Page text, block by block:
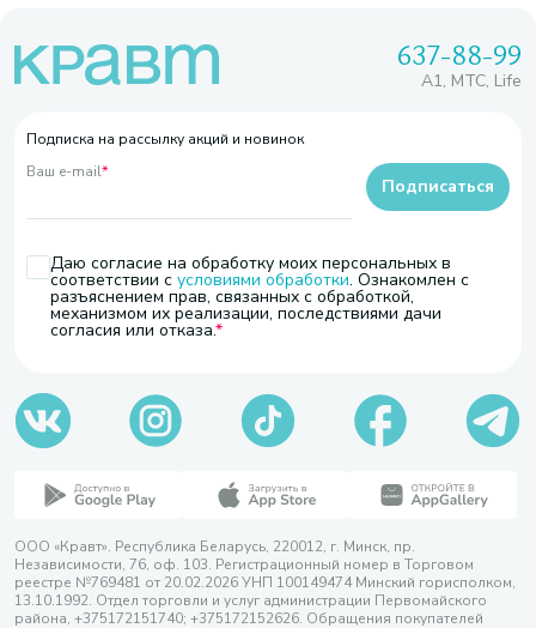
637-88-99
A1, МТС, Life
Подписка на рассылку акций и новинок
Ваш e-mail*
Даю согласие на обработку моих персональных в
соответствии с условиями обработки. Ознакомлен с
разъяснением прав, связанных с обработкой,
механизмом их реализации, последствиями дачи
согласия или отказа.
Подписаться
ООО «Кравт». Республика Беларусь, 220012, г. Минск, пр.
Независимости, 76, оф. 103. Регистрационный номер в Торговом
реестре №769481 от 20.02.2026 УНП 100149474 Минский горисполком,
13.10.1992. Отдел торговли и услуг администрации Первомайского
района, +375172151740; +375172152626. Обращения покупателей